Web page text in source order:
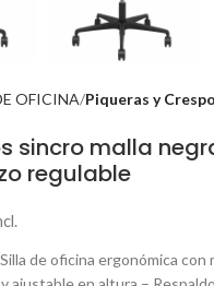
OFICINA Piqueras y Crespo
sincro malla
regulable
de oficina ergonómica con